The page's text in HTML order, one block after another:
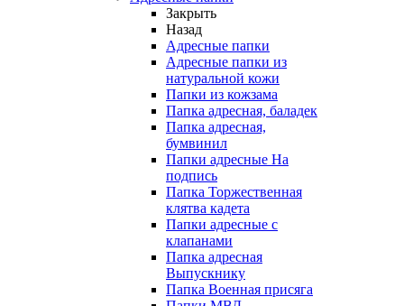
Закрыть
Назад
Адресные папки
Адресные папки из
натуральной кожи
Папки из кожзама
Папка адресная, баладек
Папка адресная,
бумвинил
Папки адресные На
подпись
Папка Торжественная
клятва кадета
Папки адресные с
клапанами
Папка адресная
Выпускнику
Папка Военная присяга